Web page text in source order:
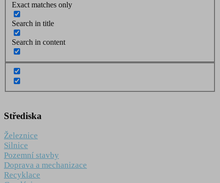
Exact matches only
Search in title
Search in content
Střediska
Železnice
Silnice
Pozemní stavby
Doprava a mechanizace
Recyklace